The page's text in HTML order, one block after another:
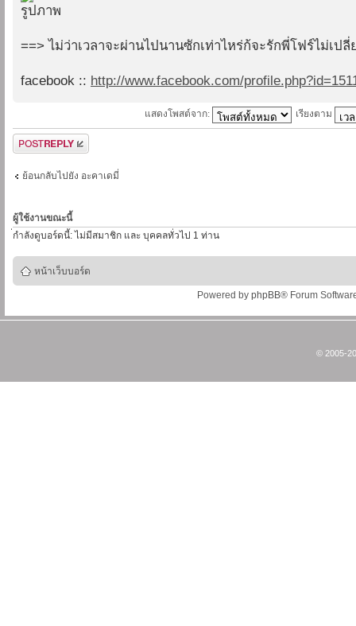
==> ไม่ว่าเวลาจะผ่านไปนานซักเท่าไหร่ก้จะรักพี่โฟร์ไม่เป
facebook :: http://www.facebook.com/
แสดงโพสต์จาก: เรียงตาม
ตอบกระทู้
ย้อนกลับไปยัง อะคาเดมี่
ผู้ใช้งานขณะนี้
่กำลังดูบอร์ดนี้: ไม่มีสมาชิก และ บุคคลทั่วไป 1 ท่าน
หน้าเว็บบอร์ด
Powered by phpBB® Forum
© 2005-